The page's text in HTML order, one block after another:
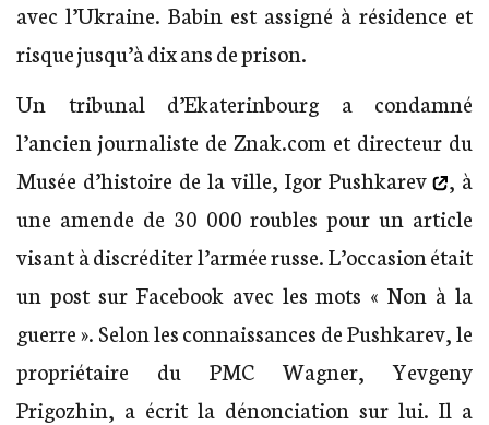
avec l’Ukraine. Babin est assigné à résidence et
risque jusqu’à dix ans de prison.
Un tribunal d’Ekaterinbourg a condamné
l’ancien journaliste de Znak.com et directeur du
Musée d’histoire de la ville, Igor Pushkarev
, à
une amende de 30 000 roubles pour un article
visant à discréditer l’armée russe. L’occasion était
un post sur Facebook avec les mots « Non à la
guerre ». Selon les connaissances de Pushkarev, le
propriétaire du PMC Wagner, Yevgeny
Prigozhin, a écrit la dénonciation sur lui. Il a